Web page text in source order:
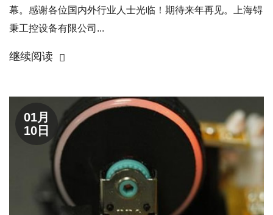
幕。感谢各位国内外行业人士光临！期待来年再见。上海锝
秉工控设备有限公司...
继续阅读
01月
10日